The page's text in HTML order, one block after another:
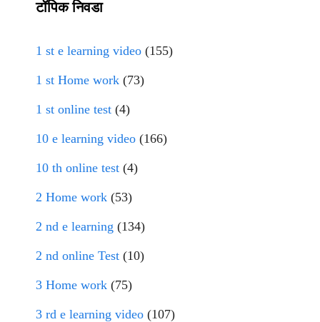
टॉपिक निवडा
1 st e learning video (155)
1 st Home work (73)
1 st online test (4)
10 e learning video (166)
10 th online test (4)
2 Home work (53)
2 nd e learning (134)
2 nd online Test (10)
3 Home work (75)
3 rd e learning video (107)